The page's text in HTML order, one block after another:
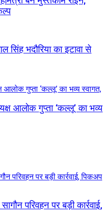
सिंह भदौरिया का इटावा से
आलोक गुप्ता ‘कल्लू’ का भव्य
परिवहन पर बड़ी कार्रवाई,